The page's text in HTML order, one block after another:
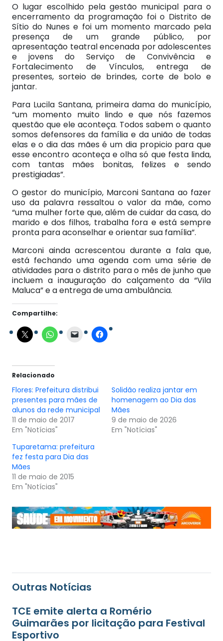
O lugar escolhido pela gestão municipal para o
encerramento da programação foi o Distrito de
Sítio do Nunes e foi um momento marcado pela
presença de um grande público, por
apresentação teatral encenada por adolescentes
e jovens do Serviço de Convivência e
Fortalecimento de Vínculos, entrega de
presentes, sorteio de brindes, corte de bolo e
jantar.
Para Lucila Santana, primeira dama do município,
“um momento muito lindo e que nós fazemos
questão que ele aconteça. Todos sabem o quanto
somos defensores da família e da união de todas
elas e o dia das mães é um dia propicio para que
esse encontro aconteça e olha só que festa linda,
com tantas mães bonitas, felizes e sendo
prestigiadas”.
O gestor do município, Marconi Santana ao fazer
uso da palavra ressaltou o valor da mãe, como
“uma mulher forte que, além de cuidar da casa, do
marido e dos filhos, trabalha fora e está sempre
pronta para aconselhar e orientar sua família”.
Marconi ainda acrescentou durante a fala que,
está fechando uma agenda com uma série de
atividades para o distrito para o mês de junho que
incluem a inauguração do calçamento da “Vila
Maluca” e a entrega de uma ambulância.
Compartilhe:
Relacionado
Flores: Prefeitura distribui
presentes para mães de
alunos da rede municipal
11 de maio de 2017
Em "Notícias"
Solidão realiza jantar em
homenagem ao Dia das
Mães
9 de maio de 2026
Em "Notícias"
Tuparetama: prefeitura
fez festa para Dia das
Mães
11 de maio de 2015
Em "Notícias"
Outras Notícias
TCE emite alerta a Romério
Guimarães por licitação para Festival
Esportivo